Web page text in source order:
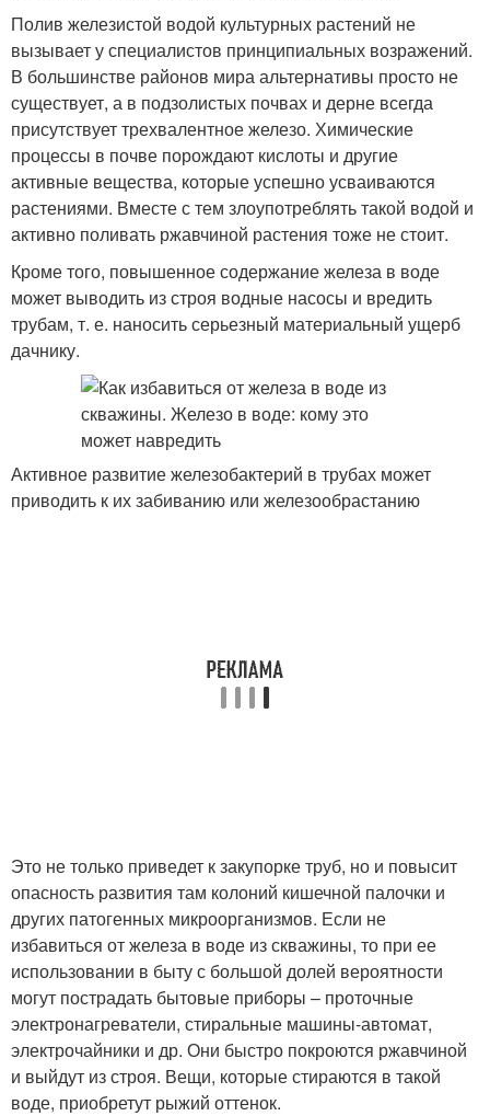
Полив железистой водой культурных растений не
вызывает у специалистов принципиальных возражений.
В большинстве районов мира альтернативы просто не
существует, а в подзолистых почвах и дерне всегда
присутствует трехвалентное железо. Химические
процессы в почве порождают кислоты и другие
активные вещества, которые успешно усваиваются
растениями. Вместе с тем злоупотреблять такой водой и
активно поливать ржавчиной растения тоже не стоит.
Кроме того, повышенное содержание железа в воде
может выводить из строя водные насосы и вредить
трубам, т. е. наносить серьезный материальный ущерб
дачнику.
Активное развитие железобактерий в трубах может
приводить к их забиванию или железообрастанию
Это не только приведет к закупорке труб, но и повысит
опасность развития там колоний кишечной палочки и
других патогенных микроорганизмов. Если не
избавиться от железа в воде из скважины, то при ее
использовании в быту с большой долей вероятности
могут пострадать бытовые приборы – проточные
электронагреватели, стиральные машины-автомат,
электрочайники и др. Они быстро покроются ржавчиной
и выйдут из строя. Вещи, которые стираются в такой
воде, приобретут рыжий оттенок.